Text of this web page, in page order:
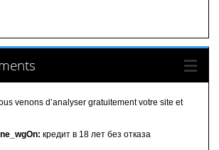
venons d’analyser gratuitement votre site et
кредит в 18 лет без отказа